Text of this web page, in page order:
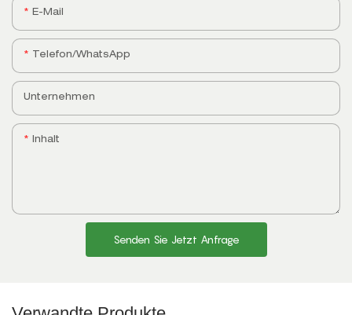
E-Mail
Telefon/WhatsApp
Unternehmen
Inhalt
Senden Sie Jetzt Anfrage